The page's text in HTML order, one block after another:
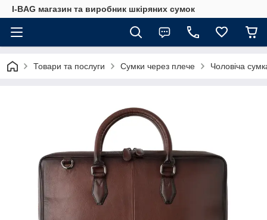
I-BAG магазин та виробник шкіряних сумок
Товари та послуги Сумки через плече Чоловіча